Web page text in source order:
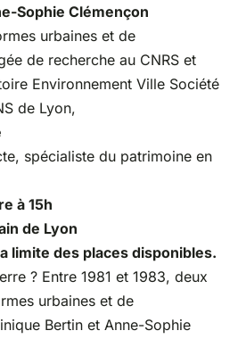
Sophie Clémençon
urbaines et de
de recherche au CNRS et
Environnement Ville Société
de Lyon,
spécialiste du patrimoine en
à 15h
de Lyon
limite des places disponibles.
? Entre 1981 et 1983, deux
urbaines et de
Bertin et Anne-Sophie